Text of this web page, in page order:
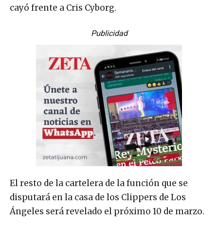
cayó frente a Cris Cyborg.
Publicidad
El resto de la cartelera de la función que se
disputará en la casa de los Clippers de Los
Ángeles será revelado el próximo 10 de marzo.